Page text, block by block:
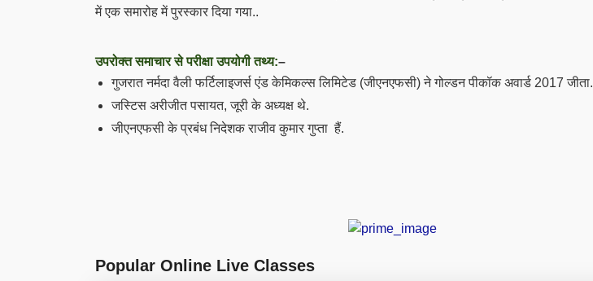
में एक समारोह में पुरस्कार दिया गया..
उपरोक्त समाचार से परीक्षा उपयोगी तथ्य:–
गुजरात नर्मदा वैली फर्टिलाइजर्स एंड केमिकल्स लिमिटेड (जीएनएफसी) नेगोल्डन पीकॉक अवार्ड 2017 जीता.
जस्टिस अरीजीत पसायत, जूरी के अध्यक्ष थे.
जीएनएफसी के प्रबंध निदेशक राजीव कुमार गुप्ता हैं.
Popular Online Live Classes